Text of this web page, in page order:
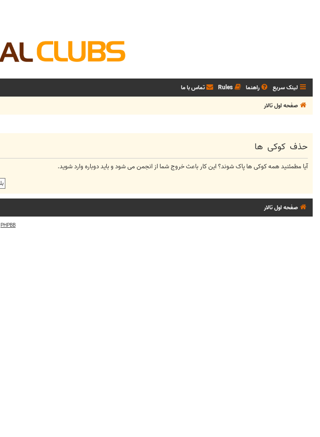
لینک سریع راهنما Rules تماس با ما
صفحه اول تالار
حذف کوکی ها
آیا مطمئنید همه کوکی ها پاک شوند؟ این کار باعث خروج شما از انجمن می شود و باید دوباره وارد شوید.
صفحه اول تالار
PHPBB